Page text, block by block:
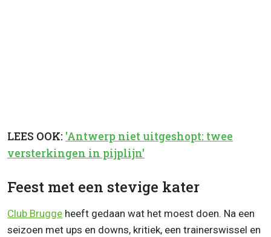
LEES OOK: 'Antwerp niet uitgeshopt: twee
versterkingen in pijplijn'
Feest met een stevige kater
Club Brugge heeft gedaan wat het moest doen. Na een
seizoen met ups en downs, kritiek, een trainerswissel en